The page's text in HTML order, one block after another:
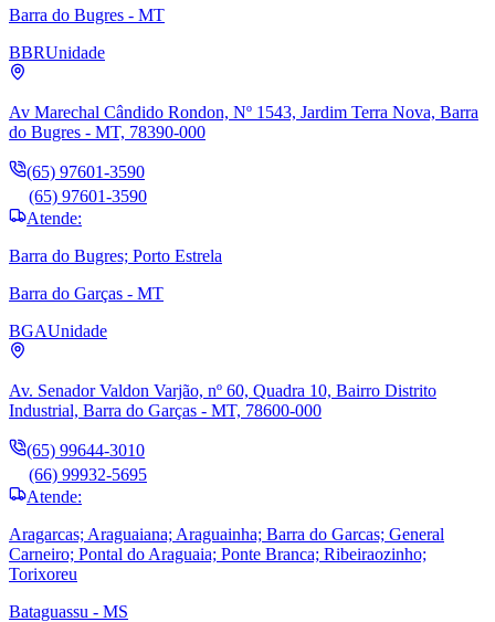
Barra do Bugres - MT
BBRUnidade
Av Marechal Cândido Rondon, Nº 1543, Jardim Terra Nova, Barra
do Bugres - MT, 78390-000
(65) 97601-3590
(65) 97601-3590
Atende:
Barra do Bugres; Porto Estrela
Barra do Garças - MT
BGAUnidade
Av. Senador Valdon Varjão, nº 60, Quadra 10, Bairro Distrito
Industrial, Barra do Garças - MT, 78600-000
(65) 99644-3010
(66) 99932-5695
Atende:
Aragarcas; Araguaiana; Araguainha; Barra do Garcas; General
Carneiro; Pontal do Araguaia; Ponte Branca; Ribeiraozinho;
Torixoreu
Bataguassu - MS